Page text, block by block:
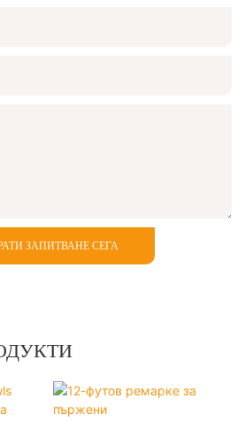
ЗАПИТВАНЕ СЕГА